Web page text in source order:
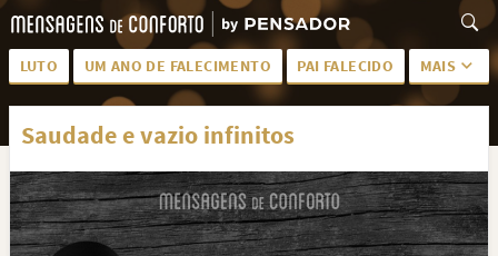
LUTO UM ANO DE FALECIMENTO PAI FALECIDO MAIS
LUTO PARA AMIGA PALAVRAS
PÊSAMES PARA AMIGA DESCANSE EM PAZ
MEUS SENTIMENTOS PÊSAMES PARA AMIGO
Saudade e vazio infinitos